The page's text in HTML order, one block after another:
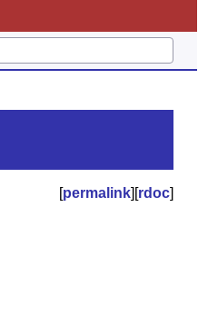
[permalink][rdoc]